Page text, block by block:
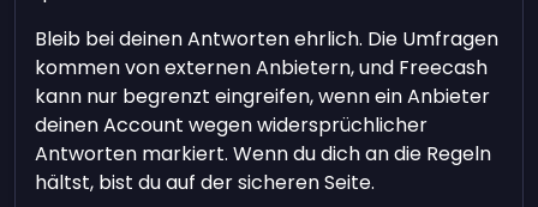
Bleib bei deinen Antworten ehrlich. Die Umfragen
kommen von externen Anbietern, und Freecash
kann nur begrenzt eingreifen, wenn ein Anbieter
deinen Account wegen widersprüchlicher
Antworten markiert. Wenn du dich an die Regeln
hältst, bist du auf der sicheren Seite.